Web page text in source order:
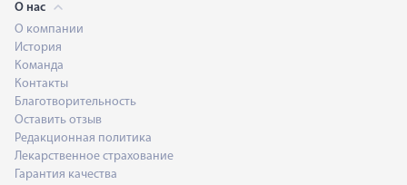
О нас
О компании
История
Команда
Контакты
Благотворительность
Оставить отзыв
Редакционная политика
Лекарственное страхование
Гарантия качества